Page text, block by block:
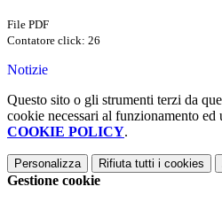
File PDF
Contatore click: 26
Notizie
Questo sito o gli strumenti terzi da
cookie necessari al funzionamento
COOKIE POLICY.
Personalizza Rifiuta tutti i cookies
Gestione cookie